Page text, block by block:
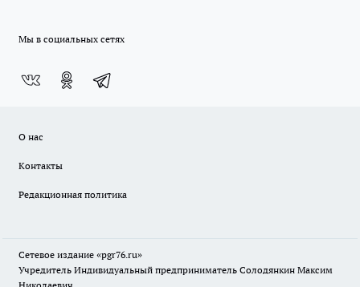
Мы в социальных сетях
О нас
Контакты
Редакционная политика
Сетевое издание «pgr76.ru»
Учредитель Индивидуальный предприниматель Солодянкин Максим